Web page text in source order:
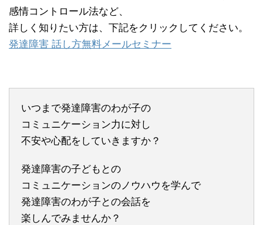
感情コントロール法など、
詳しく知りたい方は、下記をクリックしてください。
発達障害 話し方無料メールセミナー
いつまで発達障害のわが子の
コミュニケーション力に対し
不安や心配をしていきますか？
発達障害の子どもとの
コミュニケーションのノウハウを学んで
発達障害のわが子との会話を
楽しんでみませんか？